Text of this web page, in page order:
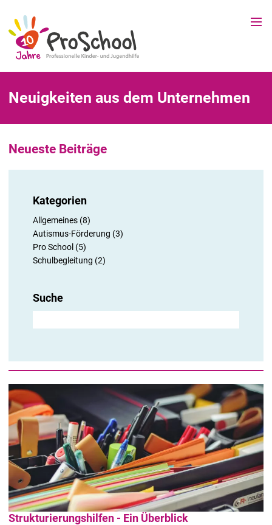
Neuigkeiten aus dem Unternehmen
Neueste Beiträge
Strukturierungshilfen - Ein Überblick
Kategorien
Allgemeines (8)
Autismus-Förderung (3)
Pro School (5)
Schulbegleitung (2)
Suche